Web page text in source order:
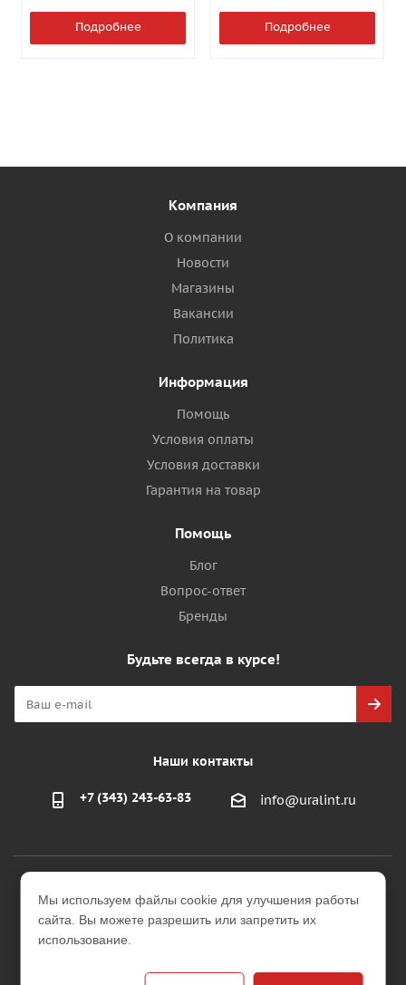
Подробнее Подробнее
Компания
О компании
Новости
Магазины
Вакансии
Политика
Информация
Помощь
Условия оплаты
Условия доставки
Гарантия на товар
Помощь
Блог
Вопрос-ответ
Бренды
Будьте всегда в курсе!
Наши контакты
+7 (343) 243-63-83 info@uralint.ru
2026 © ООО "УралИнтерьер"
Интернет-магазин строительных и отделочных
Версия для печати
Мы используем файлы cookie для улучшения работы
сайта. Вы можете разрешить или запретить их
использование.